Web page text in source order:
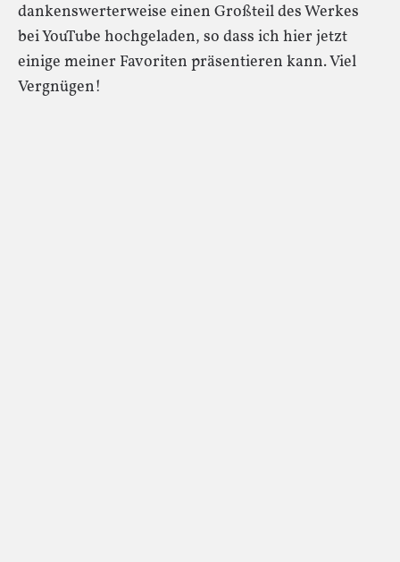
dankenswerterweise einen Großteil des Werkes
bei YouTube hochgeladen, so dass ich hier jetzt
einige meiner Favoriten präsentieren kann. Viel
Vergnügen!